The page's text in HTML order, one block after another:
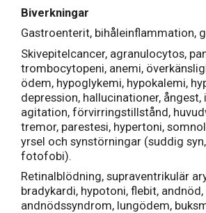
Biverkningar
Gastroenterit, bihåleinflammation,
Skivepitelcancer, agranulocytos,
trombocytopeni, anemi,
ödem, hypoglykemi, hypokalemi,
depression, hallucinationer, ångest,
agitation, förvirringstillstånd,
tremor, parestesi, hypertoni,
yrsel och synstörningar (suddig
fotofobi).
Retinalblödning, supraventrikulär
bradykardi, hypotoni, flebit, andnöd,
andnödssyndrom, lungödem,